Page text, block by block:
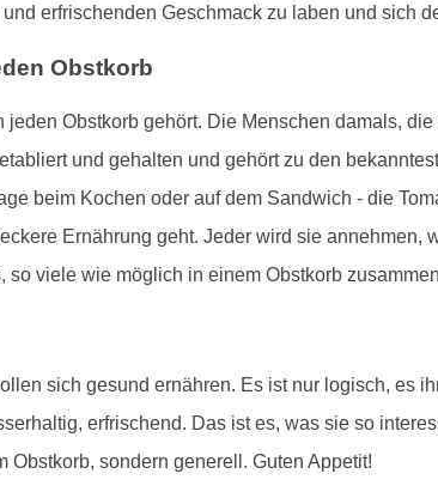
erfrischenden Geschmack zu laben und sich
Obstkorb
jeden Obstkorb gehört. Die Menschen damals,
und gehalten und gehört zu den
beim Kochen oder auf dem Sandwich - die
Ernährung geht. Jeder wird sie annehmen,
viele wie möglich in einem Obstkorb
sich gesund ernähren. Es ist nur logisch, es
erfrischend. Das ist es, was sie so
Obstkorb, sondern generell. Guten Appetit!